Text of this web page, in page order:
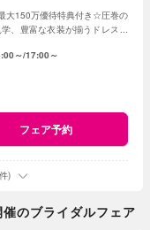
大150万優待特典付き☆圧巻の
、豊富な衣装が揃うドレスシ
～ 17:00～
フェア予約
)
のブライダルフェア